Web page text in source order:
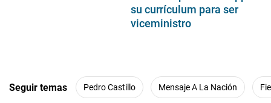
su currículum para ser
viceministro
Seguir temas Pedro Castillo Mensaje A La Nación